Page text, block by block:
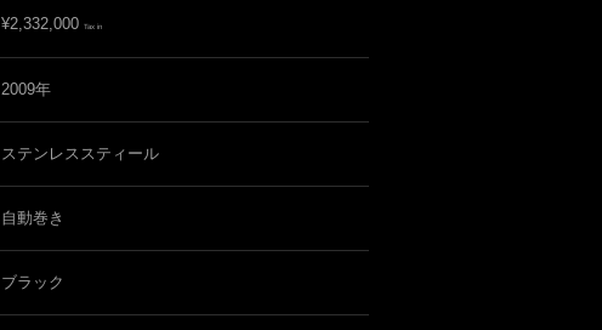
¥2,332,000 Tax in
2009年
ステンレススティール
自動巻き
ブラック